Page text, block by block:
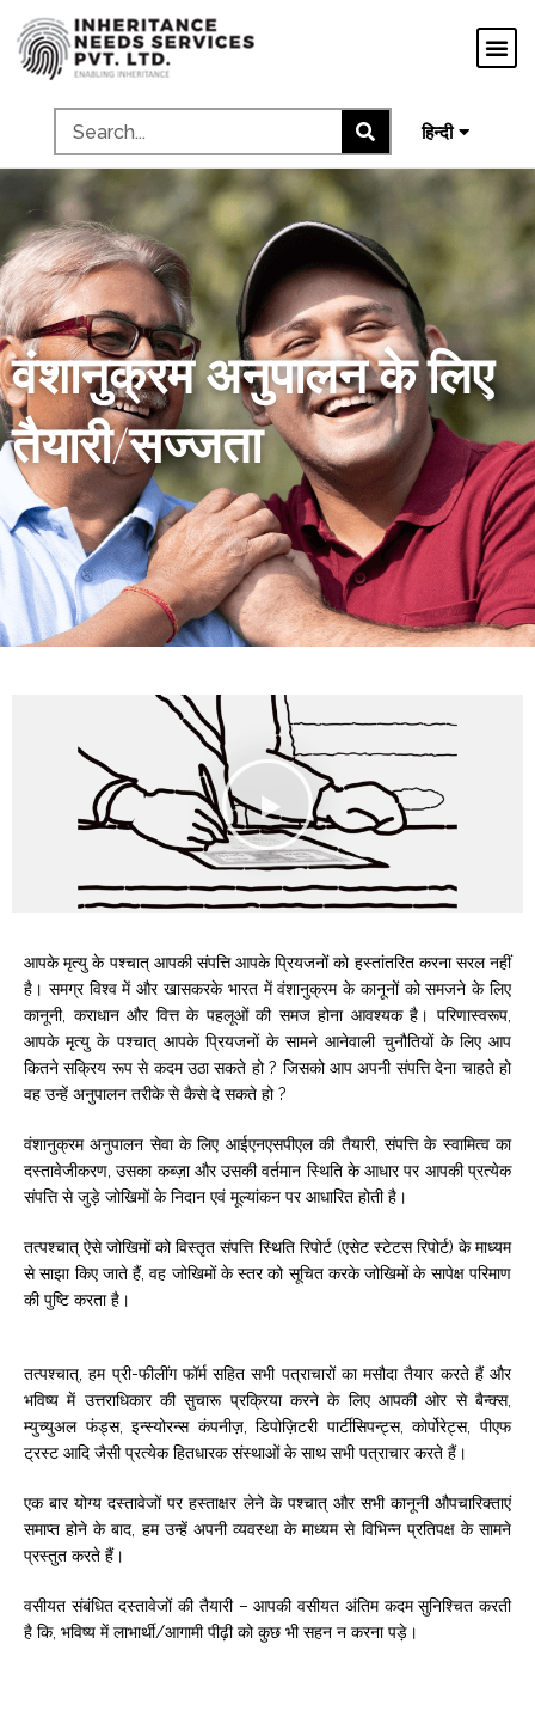
हिन्दी
മലയാളം
वंशानुक्रम अनुपालन के लिए
तैयारी/सज्जता
आपके मृत्यु के पश्‍चात् आपकी संपत्ति आपके प्रियजनों को हस्तांतरित करना सरल नहीं
है। समग्र विश्‍व में और खासकरके भारत में वंशानुक्रम के कानूनों को समजने के लिए
कानूनी, कराधान और वित्त के पहलूओं की समज होना आवश्‍यक है। परिणास्‍वरूप,
आपके मृत्यु के पश्‍चात् आपके प्रियजनों के सामने आनेवाली चुनौतियों के लिए आप
कितने सक्रिय रूप से कदम उठा सकते हो ? जिसको आप अपनी संपत्ति देना चाहते हो
वह उन्हें अनुपालन तरीके से कैसे दे सकते हो ?
वंशानुक्रम अनुपालन सेवा के लिए आईएनएसपीएल की तैयारी, संपत्ति के स्वामित्व का
दस्तावेजीकरण, उसका कब्ज़ा और उसकी वर्तमान स्थिति के आधार पर आपकी प्रत्येक
संपत्ति से जुड़े जोखिमों के निदान एवं मूल्यांकन पर आधारित होती है।
तत्पश्‍चात् ऐसे जोखिमों को विस्तृत संपत्ति स्थिति रिपोर्ट (एसेट स्टेटस रिपोर्ट) के माध्‍यम
से साझा किए जाते हैं, वह जोखिमों के स्तर को सूचित करके जोखिमों के सापेक्ष परिमाण
की पुष्टि करता है।
तत्पश्‍चात्, हम प्री-फीलींग फॉर्म सहित सभी पत्राचारों का मसौदा तैयार करते हैं और
भविष्‍य में उत्तराधिकार की सुचारू प्रक्रिया करने के लिए आपकी ओर से बैन्क्स,
म्युच्युअल फंड्स, इन्स्योरन्स कंपनीज़, डिपोज़िटरी पार्टीसिपन्ट्स, कोर्पोरेट्स, पीएफ
ट्रस्ट आदि जैसी प्रत्येक हितधारक संस्थाओं के साथ सभी पत्राचार करते हैं।
एक बार योग्य दस्तावेजों पर हस्ताक्षर लेने के पश्‍चात् और सभी कानूनी औपचारिक्ताएं
समाप्त होने के बाद, हम उन्हें अपनी व्यवस्था के माध्‍यम से विभिन्न प्रतिपक्ष के सामने
प्रस्तुत करते हैं।
वसीयत संबंधित दस्तावेजों की तैयारी – आपकी वसीयत अंतिम कदम सुनिश्‍चित करती
है कि, भविष्‍य में लाभार्थी/आगामी पीढ़ी को कुछ भी सहन न करना पड़े।